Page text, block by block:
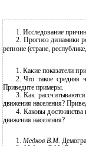
1.
Исследование
2. Прогноз динамики
регионе (стране,
1. Какие показатели
2. Что такое средняя
Приведите примеры.
3. Как
движения населения?
4. Каковы достоинства
движения населения?
1.
Медков В.М.